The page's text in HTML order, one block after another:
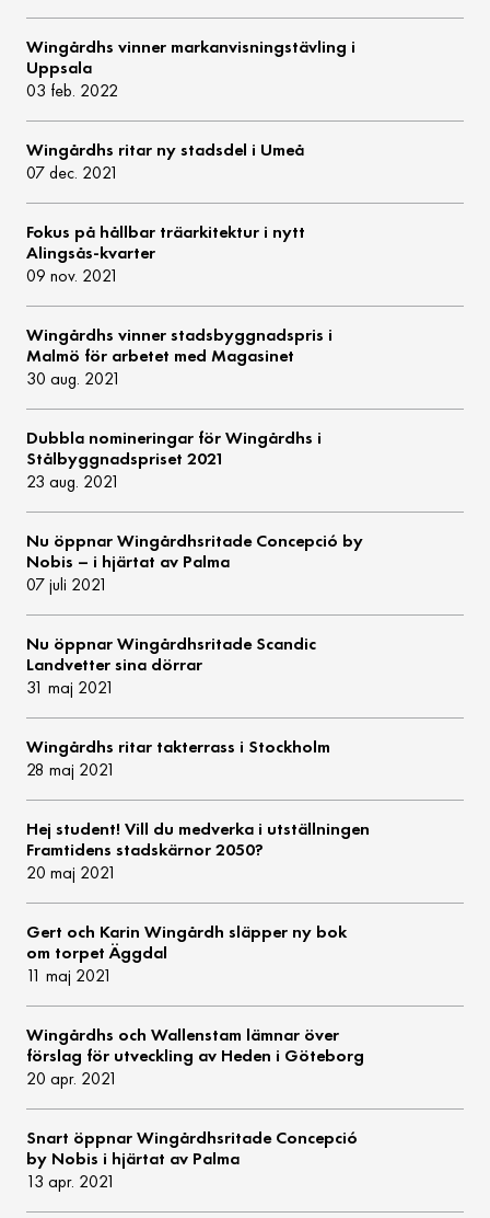
Wingårdhs vinner markanvisningstävling i
Uppsala
03 feb. 2022
Wingårdhs ritar ny stadsdel i Umeå
07 dec. 2021
Fokus på hållbar träarkitektur i nytt
Alingsås-kvarter
09 nov. 2021
Wingårdhs vinner stadsbyggnadspris i
Malmö för arbetet med Magasinet
30 aug. 2021
Dubbla nomineringar för Wingårdhs i
Stålbyggnadspriset 2021
23 aug. 2021
Nu öppnar Wingårdhsritade Concepció by
Nobis – i hjärtat av Palma
07 juli 2021
Nu öppnar Wingårdhsritade Scandic
Landvetter sina dörrar
31 maj 2021
Wingårdhs ritar takterrass i Stockholm
28 maj 2021
Hej student! Vill du medverka i utställningen
Framtidens stadskärnor 2050?
20 maj 2021
Gert och Karin Wingårdh släpper ny bok
om torpet Äggdal
11 maj 2021
Wingårdhs och Wallenstam lämnar över
förslag för utveckling av Heden i Göteborg
20 apr. 2021
Snart öppnar Wingårdhsritade Concepció
by Nobis i hjärtat av Palma
13 apr. 2021